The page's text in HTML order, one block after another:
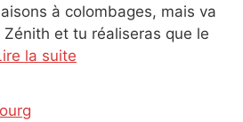
à colombages, mais va
et tu réaliseras que le
la suite